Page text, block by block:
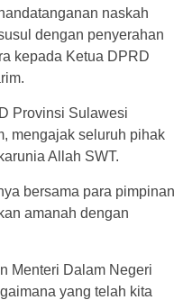
naskah
dengan penyerahan
kepada Ketua DPRD
Provinsi Sulawesi
mengajak seluruh pihak
Allah SWT.
bersama para pimpinan
amanah dengan
Menteri Dalam Negeri
yang telah kita